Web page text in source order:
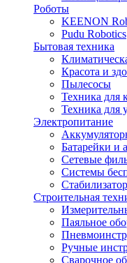
Роботы
KEENON
Pudu Robotics
Бытовая техника
Красота и
Пылесосы
Техника для
Техника для
Электропитание
Батарейки и
Сетевые
Системы
Строительная
Паяльное
Ручные
Сварочное